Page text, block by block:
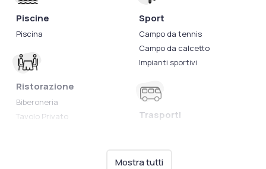
Piscine
Piscina
Ristorazione
Biberoneria
Tavolo Privato
Sport
Campo da tennis
Campo da calcetto
Impianti sportivi
Trasporti
Mostra tutti